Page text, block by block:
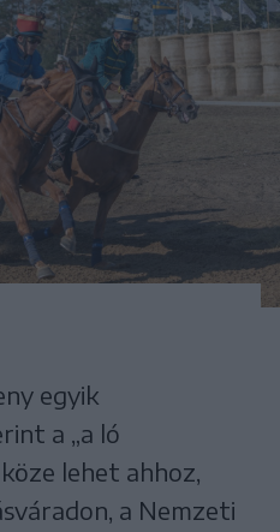
egyik
a „a ló
lehet ahhoz,
a Nemzeti